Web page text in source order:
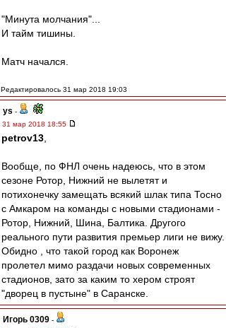
"Минута молчания"...
И тайм тишины.
Матч начался.
Редактировалось 31 мар 2018 19:03
ys -
31 мар 2018 18:55
petrov13
Вообще, по ФНЛ очень надеюсь, что в этом
сезоне Ротор, Нижний не вылетят и
потихонечку замещать всякий шлак типа Тосно
с Амкаром на команды с новыми стадионами -
Ротор, Нижний, Шина, Балтика. Другого
реального пути развития премьер лиги не вижу.
Обидно , что такой город как Воронеж
пролетел мимо раздачи новых современных
стадионов, зато за каким то хером строят
"дворец в пустыне" в Саранске.
Игорь 0309 -